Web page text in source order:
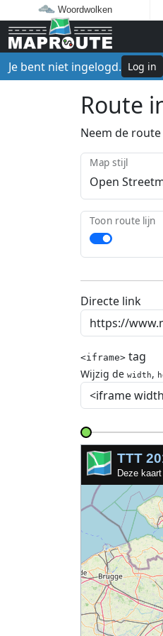
Woordwolken
Je bent niet ingelogd. Log in
Route
Neem de
Map stijl
Toon route lijn
Directe link
<iframe> tag
Wijzig de width,